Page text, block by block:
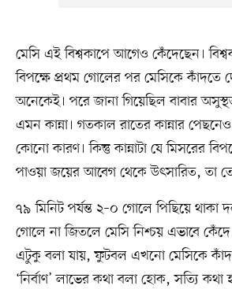
মেসি এই বিশ্বকাপে আগেও কেঁদেছেন।
বিপক্ষে প্রথম গোলের পর মেসিকে কাঁদতে
অনেকেই। পরে জানা গিয়েছিল বাবার
এমন কান্না। গতকাল রাতের কান্নার
কোনো কারণ। কিন্তু কান্নাটা যে মিসরের
পাওয়া জয়ের আবেগ থেকে উৎসারিত, তা
৭৯ মিনিট পর্যন্ত ২–০ গোলে পিছিয়ে থাকা
গোলে না জিতলে মেসি নিশ্চয় এভাবে
এটুকু বলা যায়, ফুটবল এখনো মেসিকে
‘নির্বাণ’ লাভের কথা বলা হোক, সত্যি কথা